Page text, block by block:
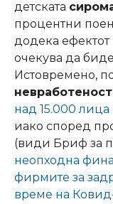
детската
процентни
додека ефектот
очекува да
Истовремено,
над 15.000 лица
иако според
(види Бриф за
неопходна
фирмите за
време на